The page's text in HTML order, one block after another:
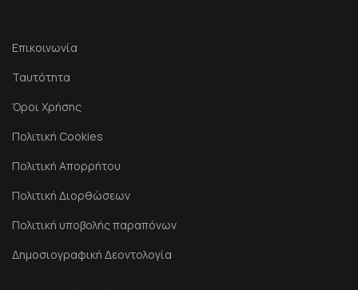
Επικοινωνία
Ταυτότητα
Όροι Χρήσης
Πολιτική Cookies
Πολιτική Απορρήτου
Πολιτική Διορθώσεων
Πολιτική υποβολής παραπόνων
Δημοσιογραφική Δεοντολογία